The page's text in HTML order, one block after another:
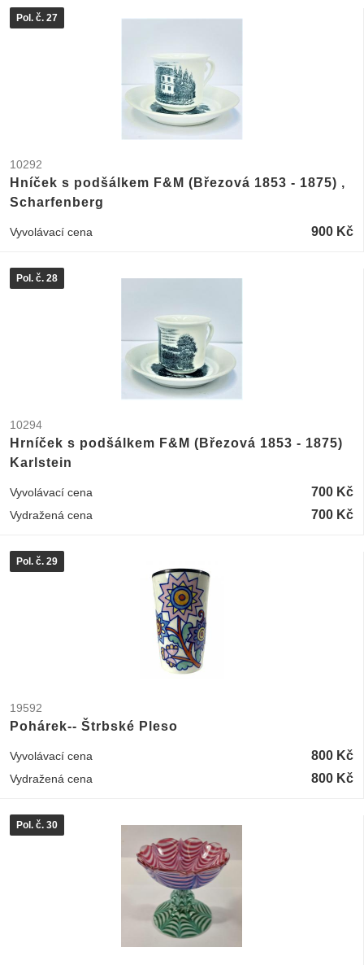
Pol. č. 27
10292
Hníček s podšálkem F&M (Březová 1853 - 1875) ,
Scharfenberg
Vyvolávací cena 900 Kč
Pol. č. 28
10294
Hrníček s podšálkem F&M (Březová 1853 - 1875)
Karlstein
Vyvolávací cena 700 Kč
Vydražená cena 700 Kč
Pol. č. 29
19592
Pohárek-- Štrbské Pleso
Vyvolávací cena 800 Kč
Vydražená cena 800 Kč
Pol. č. 30